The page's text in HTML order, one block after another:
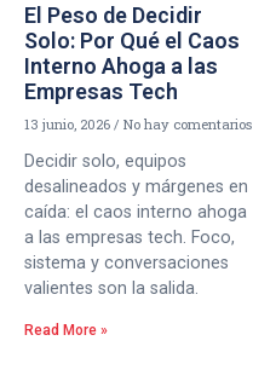
El Peso de Decidir
Solo: Por Qué el Caos
Interno Ahoga a las
Empresas Tech
13 junio, 2026 No hay comentarios
Decidir solo, equipos
desalineados y márgenes en
caída: el caos interno ahoga
a las empresas tech. Foco,
sistema y conversaciones
valientes son la salida.
Read More »